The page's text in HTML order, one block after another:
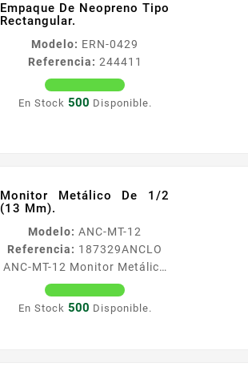
Empaque De Neopreno Tipo
Rectangular.
Modelo: ERN-0429
Referencia: 244411
En Stock 500 Disponible.
Monitor Metálico De 1/2
(13 Mm).
Modelo: ANC-MT-12
Referencia: 187329ANCLO
ANC-MT-12 Monitor Metálico
De 1/2 (13 Mm). Monitor
metaacutelico para
En Stock 500 Disponible.